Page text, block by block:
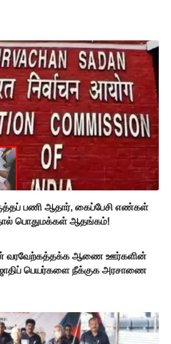
பணி ஆதார், கைப்பேசி எண்கள்
பொதுமக்கள் ஆதங்கம்!
வரவேற்கத்தக்க ஆணை ஊர்களின்
பெயர்களை நீக்குக அரசாணை